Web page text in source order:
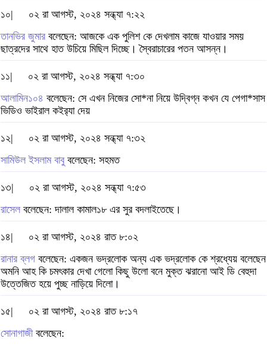
১০|
০২ রা আগস্ট, ২০২৪ সন্ধ্যা ৭:২২
তানভির জুমার বলেছেন: আজকে এক পুলিশ কে দেখলাম কাজে যাওয়ার সময়
ছাত্রদের সাথে হাত উচিয়ে মিছিল দিচ্ছে। স্বৈরাচারের পতন আসন্ন।
১১|
০২ রা আগস্ট, ২০২৪ সন্ধ্যা ৭:৩০
আলামিন১০৪ বলেছেন: সে এখন নিজের সো*না নিয়ে উদ্বিগ্ন কখন যে পেগা*সাস
ভিডিও ভাইরাল কইর‌্যা দেয়
১২|
০২ রা আগস্ট, ২০২৪ সন্ধ্যা ৭:৩২
সামিউল ইসলাম বাবু বলেছেন: সহমত
১৩|
০২ রা আগস্ট, ২০২৪ সন্ধ্যা ৭:৫৩
রাসেল বলেছেন: দালাল কামাল১৮ এর সুর বদলাইতেছে।
১৪|
০২ রা আগস্ট, ২০২৪ রাত ৮:০২
রানার ব্লগ বলেছেন: একজন ভদ্রলোক অন্য এক ভদ্রলোক কে শ্রধ্যেয় বলেছেন
অমনি আহ কি চমৎকার দেখা গেলো কিছু উলো বনে মুক্ত ঝরানো আই ডি বেহুদা
উত্তেজিত হয়ে পুচ্ছ নাড়িয়ে দিলো।
১৫|
০২ রা আগস্ট, ২০২৪ রাত ৮:১৭
সোনাগাজীবলেছেন: